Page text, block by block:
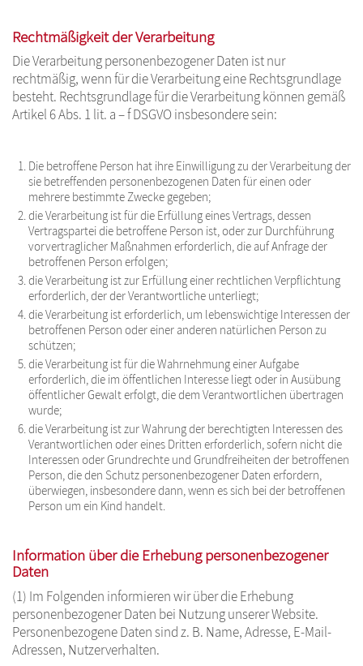
Rechtmäßigkeit der Verarbeitung
Die Verarbeitung personenbezogener Daten ist nur
rechtmäßig, wenn für die Verarbeitung eine Rechtsgrundlage
besteht. Rechtsgrundlage für die Verarbeitung können gemäß
Artikel 6 Abs. 1 lit. a – f DSGVO insbesondere sein:
Die betroffene Person hat ihre Einwilligung zu der Verarbeitung der
sie betreffenden personenbezogenen Daten für einen oder
mehrere bestimmte Zwecke gegeben;
die Verarbeitung ist für die Erfüllung eines Vertrags, dessen
Vertragspartei die betroffene Person ist, oder zur Durchführung
vorvertraglicher Maßnahmen erforderlich, die auf Anfrage der
betroffenen Person erfolgen;
die Verarbeitung ist zur Erfüllung einer rechtlichen Verpflichtung
erforderlich, der der Verantwortliche unterliegt;
die Verarbeitung ist erforderlich, um lebenswichtige Interessen der
betroffenen Person oder einer anderen natürlichen Person zu
schützen;
die Verarbeitung ist für die Wahrnehmung einer Aufgabe
erforderlich, die im öffentlichen Interesse liegt oder in Ausübung
öffentlicher Gewalt erfolgt, die dem Verantwortlichen übertragen
wurde;
die Verarbeitung ist zur Wahrung der berechtigten Interessen des
Verantwortlichen oder eines Dritten erforderlich, sofern nicht die
Interessen oder Grundrechte und Grundfreiheiten der betroffenen
Person, die den Schutz personenbezogener Daten erfordern,
überwiegen, insbesondere dann, wenn es sich bei der betroffenen
Person um ein Kind handelt.
Information über die Erhebung personenbezogener
Daten
(1) Im Folgenden informieren wir über die Erhebung
personenbezogener Daten bei Nutzung unserer Website.
Personenbezogene Daten sind z. B. Name, Adresse, E-Mail-
Adressen, Nutzerverhalten.